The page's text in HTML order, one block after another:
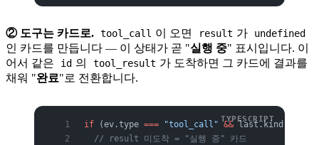
② 도구는 카드로. tool_call 이 오면 result 가 undefined
인 카드를 만듭니다 — 이 상태가 곧 "실행 중" 표시입니다. 이
어서 같은
id 의 tool_result 가 도착하면 그 카드에 결과를
채워 "완료"로 전환합니다.
if (ev.type === "tool_call" && last.kind
  // result 미도착 = "실행 중" 카드